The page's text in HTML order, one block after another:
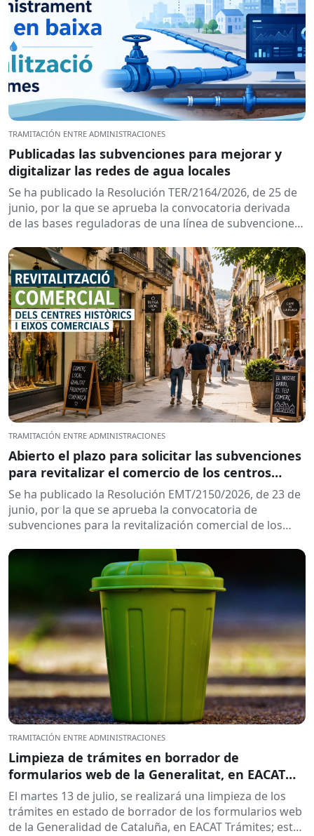
TRAMITACIÓN ENTRE ADMINISTRACIONES
Publicadas las subvenciones para mejorar y
digitalizar las redes de agua locales
Se ha publicado la Resolución TER/2164/2026, de 25 de
junio, por la que se aprueba la convocatoria derivada
de las bases reguladoras de una línea de subvenciones
TRAMITACIÓN ENTRE ADMINISTRACIONES
Abierto el plazo para solicitar las subvenciones
para revitalizar el comercio de los centros
históricos y ejes comerciales de Cataluña
Se ha publicado la Resolución EMT/2150/2026, de 23 de
junio, por la que se aprueba la convocatoria de
subvenciones para la revitalización comercial de los
TRAMITACIÓN ENTRE ADMINISTRACIONES
Limpieza de trámites en borrador de
formularios web de la Generalitat, en EACAT
Trámites
El martes 13 de julio, se realizará una limpieza de los
trámites en estado de borrador de los formularios web
de la Generalidad de Cataluña, en EACAT Trámites; está